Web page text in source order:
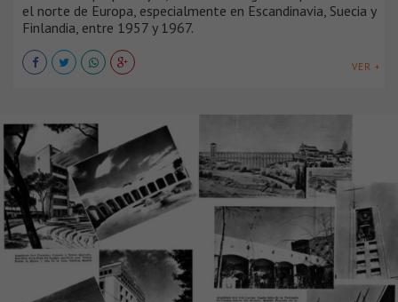
el norte de Europa, especialmente en Escandinavia, Suecia y
Finlandia, entre 1957 y 1967.
VER +